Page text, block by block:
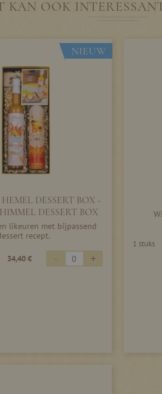
KAN OOK
NIEUW
DESSERT BOX -
DESSERT BOX
likeuren met bijpassend
recept.
34,40 € - +
1 stuks